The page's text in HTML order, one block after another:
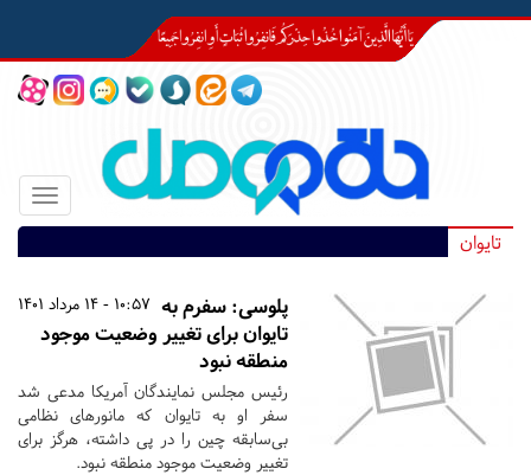
Toggle
تایوان
10:57 - 14 مرداد 1401 پلوسی: سفرم به
تایوان برای تغییر وضعیت موجود
منطقه نبود
رئیس مجلس نمایندگان آمریکا مدعی شد
سفر او به تایوان که مانورهای نظامی
بی‌سابقه‌ چین را در پی داشته، هرگز برای
تغییر وضعیت موجود منطقه نبود.